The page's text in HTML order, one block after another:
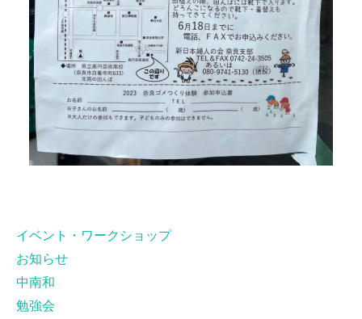
イベント・ワークショップ
お知らせ
中南和
勉強会